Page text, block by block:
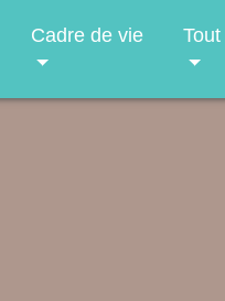
Cadre de vie